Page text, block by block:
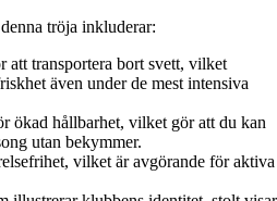
tröja inkluderar:
att transportera bort svett, vilket
även under de mest intensiva
ökad hållbarhet, vilket gör att du kan
utan bekymmer.
vilket är avgörande för aktiva